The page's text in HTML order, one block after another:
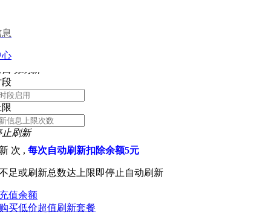
心
信息 ID:
自动刷新
段
止刷新
次 ,每次自动刷新扣除余额5元
足或刷新总数达上限即停止自动刷新
值余额
买低价超值刷新套餐